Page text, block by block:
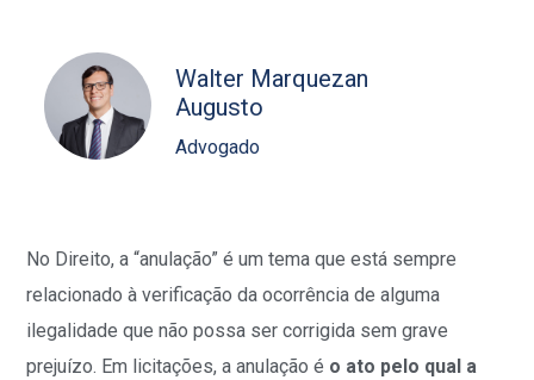
Walter Marquezan
Augusto
Advogado
No Direito, a “anulação” é um tema que está sempre
relacionado à verificação da ocorrência de alguma
ilegalidade que não possa ser corrigida sem grave
prejuízo. Em licitações, a anulação é o ato pelo qual a